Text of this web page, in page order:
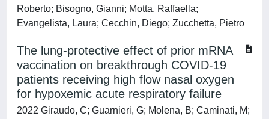
Roberto; Bisogno, Gianni; Motta, Raffaella;
Evangelista, Laura; Cecchin, Diego; Zucchetta, Pietro
The lung-protective effect of prior mRNA
vaccination on breakthrough COVID-19
patients receiving high flow nasal oxygen
for hypoxemic acute respiratory failure
2022 Giraudo, C; Guarnieri, G; Molena, B; Caminati, M;